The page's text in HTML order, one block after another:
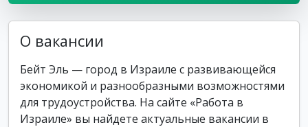
О вакансии
Бейт Эль — город в Израиле с развивающейся
экономикой и разнообразными возможностями
для трудоустройства. На сайте «Работа в
Израиле» вы найдете актуальные вакансии в